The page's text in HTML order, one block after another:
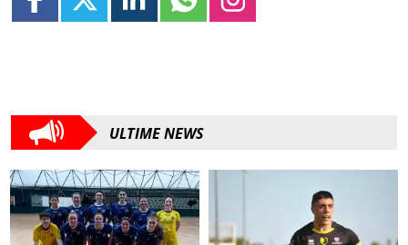
ULTIME NEWS